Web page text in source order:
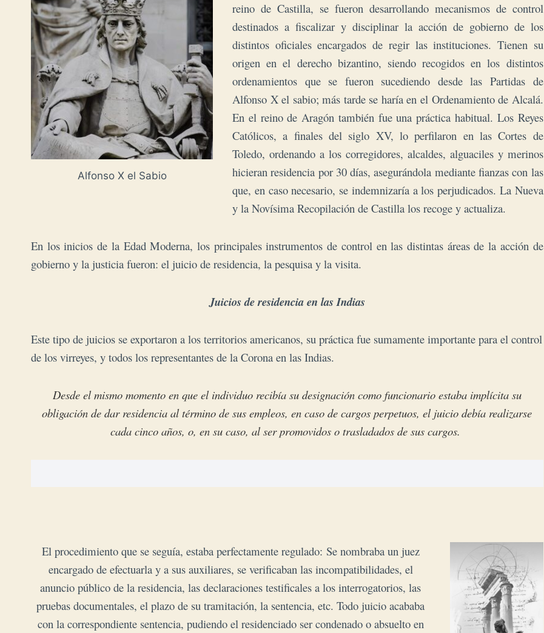
Alfonso X el Sabio
reino de Castilla, se fueron desarrollando mecanismos de control
destinados a fiscalizar y disciplinar la acción de gobierno de los
distintos oficiales encargados de regir las instituciones. Tienen su
origen en el derecho bizantino, siendo recogidos en los distintos
ordenamientos que se fueron sucediendo desde las Partidas de
Alfonso X el sabio; más tarde se haría en el Ordenamiento de Alcalá.
En el reino de Aragón también fue una práctica habitual. Los Reyes
Católicos, a finales del siglo XV, lo perfilaron en las Cortes de
Toledo, ordenando a los corregidores, alcaldes, alguaciles y merinos
hicieran residencia por 30 días, asegurándola mediante fianzas con las
que, en caso necesario, se indemnizaría a los perjudicados. La Nueva
y la Novísima Recopilación de Castilla los recoge y actualiza.
En los inicios de la Edad Moderna, los principales instrumentos de control en las distintas áreas de la acción de
gobierno y la justicia fueron: el juicio de residencia, la pesquisa y la visita.
Juicios de residencia en las Indias
Este tipo de juicios se exportaron a los territorios americanos, su práctica fue sumamente importante para el control
de los virreyes, y todos los representantes de la Corona en las Indias.
Desde el mismo momento en que el individuo recibía su designación como funcionario estaba implícita su
obligación de dar residencia al término de sus empleos, en caso de cargos perpetuos, el juicio debía realizarse
cada cinco años, o, en su caso, al ser promovidos o trasladados de sus cargos.
El procedimiento que se seguía, estaba perfectamente regulado: Se nombrabaun juez
encargado de efectuarla y a sus auxiliares, se verificaban las incompatibilidades, el
anuncio público de la residencia, las declaraciones testificales a los interrogatorios, las
pruebas documentales, el plazo de su tramitación, la sentencia, etc. Todo juicio acababa
con la correspondiente sentencia, pudiendo el residenciado ser condenado o absuelto en